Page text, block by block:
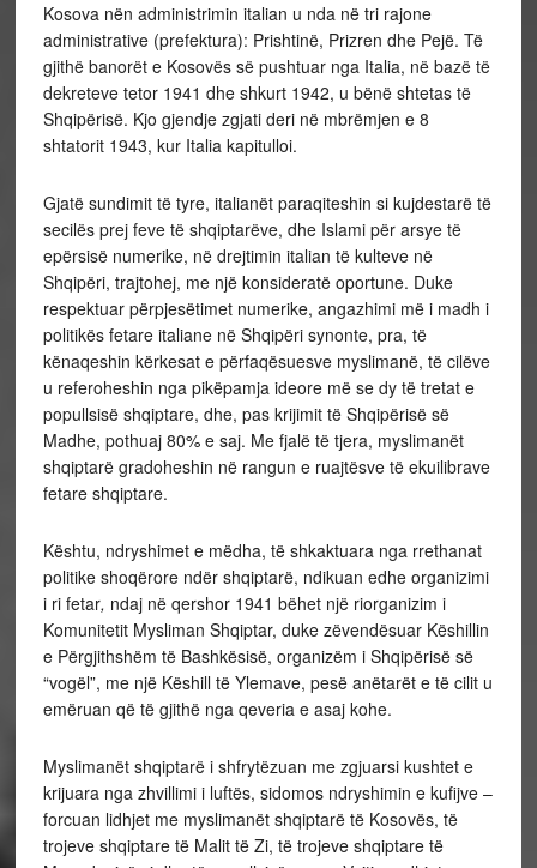
Kosova nën administrimin italian u nda në tri rajone
administrative (prefektura): Prishtinë, Prizren dhe Pejë. Të
gjithë banorët e Kosovës së pushtuar nga Italia, në bazë të
dekreteve tetor 1941 dhe shkurt 1942, u bënë shtetas të
Shqipërisë. Kjo gjendje zgjati deri në mbrëmjen e 8
shtatorit 1943, kur Italia kapitulloi.
Gjatë sundimit të tyre, italianët paraqiteshin si kujdestarë të
secilës prej feve të shqiptarëve, dhe Islami për arsye të
epërsisë numerike, në drejtimin italian të kulteve në
Shqipëri, trajtohej, me një konsideratë oportune. Duke
respektuar përpjesëtimet numerike, angazhimi më i madh i
politikës fetare italiane në Shqipëri synonte, pra, të
kënaqeshin kërkesat e përfaqësuesve myslimanë, të cilëve
u referoheshin nga pikëpamja ideore më se dy të tretat e
popullsisë shqiptare, dhe, pas krijimit të Shqipërisë së
Madhe, pothuaj 80% e saj. Me fjalë të tjera, myslimanët
shqiptarë gradoheshin në rangun e ruajtësve të ekuilibrave
fetare shqiptare.
Kështu, ndryshimet e mëdha, të shkaktuara nga rrethanat
politike shoqërore ndër shqiptarë, ndikuan edhe organizimi
i ri fetar, ndaj në qershor 1941 bëhet një riorganizim i
Komunitetit Mysliman Shqiptar, duke zëvendësuar Këshillin
e Përgjithshëm të Bashkësisë, organizëm i Shqipërisë së
“vogël”, me një Këshill të Ylemave, pesë anëtarët e të cilit u
emëruan që të gjithë nga qeveria e asaj kohe.
Myslimanët shqiptarë i shfrytëzuan me zgjuarsi kushtet e
krijuara nga zhvillimi i luftës, sidomos ndryshimin e kufijve –
forcuan lidhjet me myslimanët shqiptarë të Kosovës, të
trojeve shqiptare të Malit të Zi, të trojeve shqiptare të